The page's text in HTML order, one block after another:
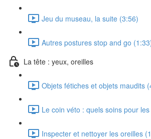
Jeu du museau, la suite (3:56)
Autres postures stop and go
La tête : yeux, oreilles
Objets fétiches et objets maudits
Le coin véto : quels soins pour
Inspecter et nettoyer les oreilles